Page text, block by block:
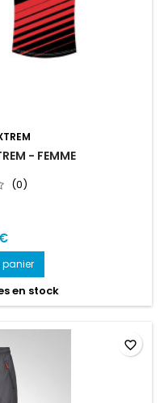
- FEMME
(0)
panier
en stock
favorite_border